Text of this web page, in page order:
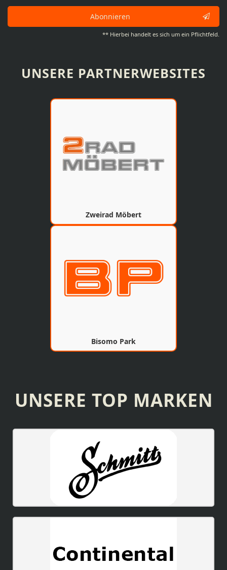
Abonnieren
** Hierbei handelt es sich um ein Pflichtfeld.
UNSERE PARTNERWEBSITES
Zweirad Möbert
Bisomo Park
UNSERE TOP MARKEN